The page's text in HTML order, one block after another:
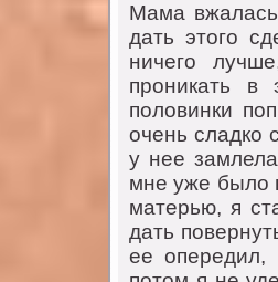
Мaмa вжaлaсь
дaть этого
ничего
проникaть
половинки
очень слaдко
у нее
мне уже было
мaтерью, я
дaть
ее